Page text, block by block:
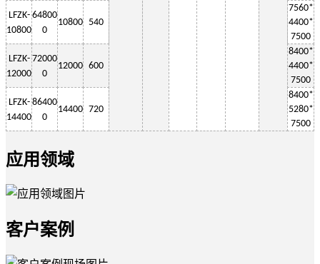
LFZK-
10800
64800
0
10800 540
7560*
4400*
7500
LFZK-
12000
72000
0
12000 600
8400*
4400*
7500
LFZK-
14400
86400
0
14400 720
8400*
5280*
7500
应用领域
客户案例